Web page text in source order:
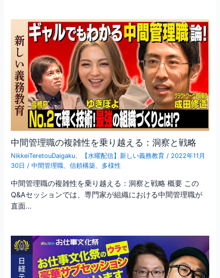
中間管理職の複雑性を乗り越える：洞察と戦略
NikkeiTeretouDaigaku、 【水曜配信】新しい義務教育 / 2022年11月
30日 /中間管理職、信頼構築、 多様性
中間管理職の複雑性を乗り越える：洞察と戦略 概要 この
Q&Aセッションでは、専門家が組織における中間管理職が
直面…